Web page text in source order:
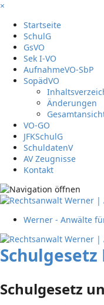
×
Startseite
SchulG
GsVO
Sek I-VO
AufnahmeVO-SbP
SopädVO
Änderungen
VO-GO
JFKSchulG
SchuldatenV
AV Zeugnisse
Kontakt
Werner - Anwälte
Schulgesetz